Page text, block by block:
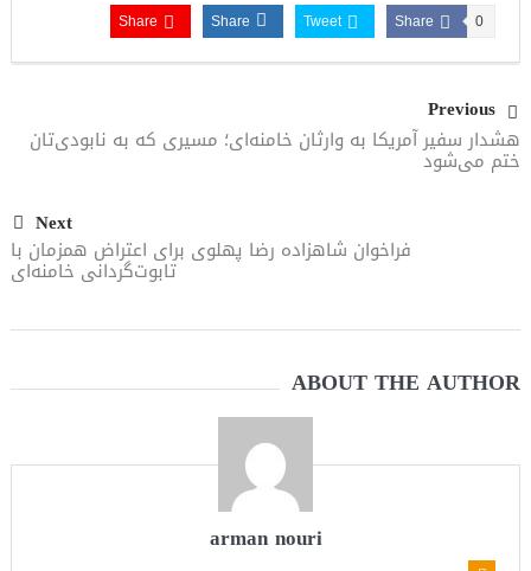
Share 0
Tweet
Share
Share
Previous
هشدار سفیر آمریکا به وارثان خامنه‌ای؛ مسیری که به نابودی‌تان
ختم می‌شود
Next
فراخوان شاهزاده رضا پهلوی برای اعتراض همزمان با
تابوت‌گردانی خامنه‌ای
ABOUT THE AUTHOR
arman nouri